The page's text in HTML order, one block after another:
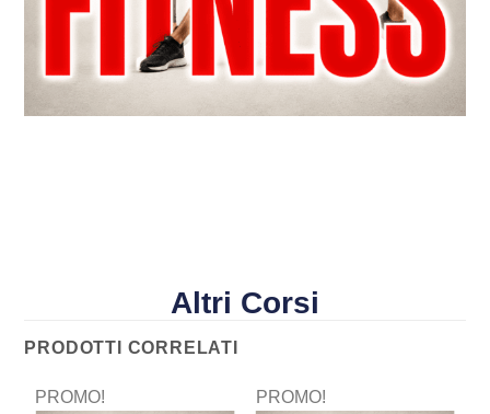
Altri Corsi
PRODOTTI CORRELATI
PROMO! PROMO!